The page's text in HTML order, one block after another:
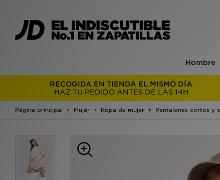
Hombre
RECOGIDA EN TIENDA EL MISMO DÍA
HAZ TU PEDIDO ANTES DE LAS 14H
Página principal Mujer Ropa de mujer Pantalones cortos y